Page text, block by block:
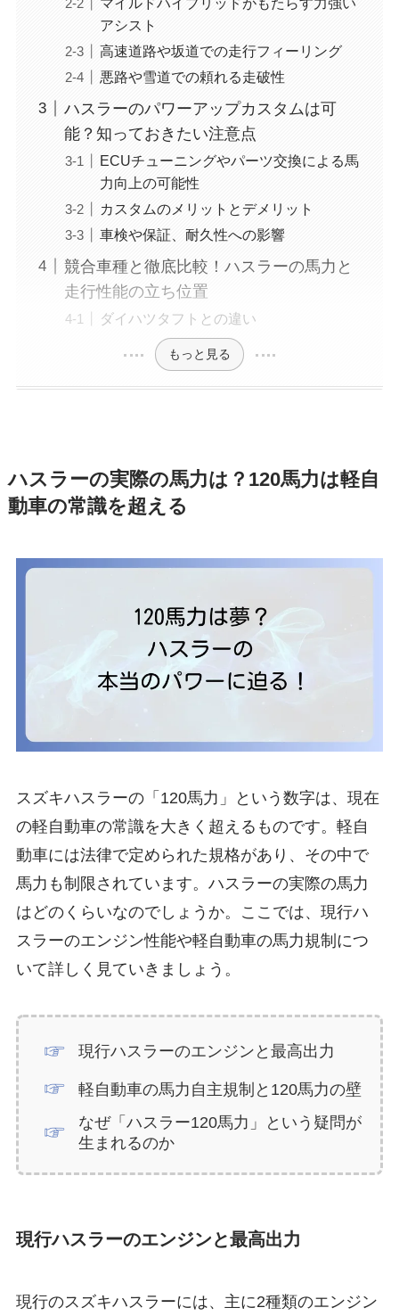
アシスト
高速道路や坂道での走行フィーリング
悪路や雪道での頼れる走破性
ハスラーのパワーアップカスタムは可
能？知っておきたい注意点
ECUチューニングやパーツ交換による馬
力向上の可能性
カスタムのメリットとデメリット
車検や保証、耐久性への影響
競合車種と徹底比較！ハスラーの馬力と
走行性能の立ち位置
ダイハツタフトとの違い
もっと見る
ハスラーの実際の馬力は？120馬力は軽自
動車の常識を超える
スズキハスラーの「120馬力」という数字は、現在
の軽自動車の常識を大きく超えるものです。軽自
動車には法律で定められた規格があり、その中で
馬力も制限されています。ハスラーの実際の馬力
はどのくらいなのでしょうか。ここでは、現行ハ
スラーのエンジン性能や軽自動車の馬力規制につ
いて詳しく見ていきましょう。
現行ハスラーのエンジンと最高出力
軽自動車の馬力自主規制と120馬力の壁
なぜ「ハスラー120馬力」という疑問が
生まれるのか
現行ハスラーのエンジンと最高出力
現行のスズキハスラーには、主に2種類のエンジン